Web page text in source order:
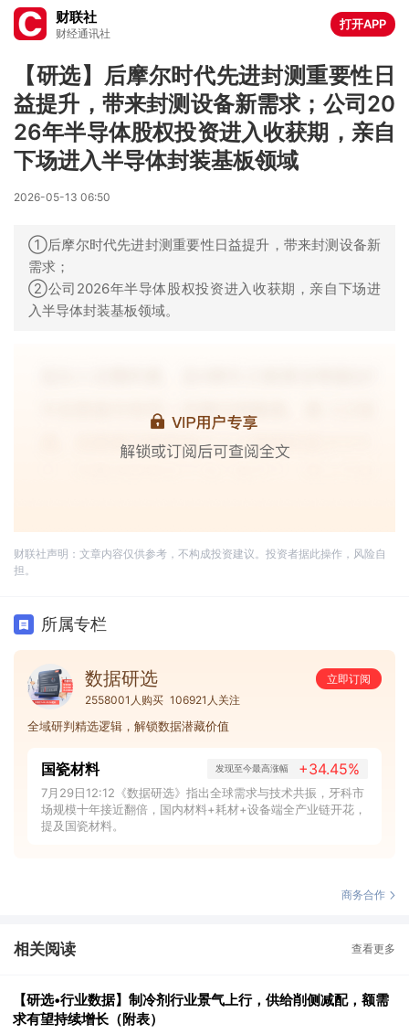
财联社
财经通讯社
打开APP
【研选】后摩尔时代先进封测重要性日
益提升，带来封测设备新需求；公司20
26年半导体股权投资进入收获期，亲自
下场进入半导体封装基板领域
2026-05-13 06:50
①后摩尔时代先进封测重要性日益提升，带来封测设备新
需求；
②公司2026年半导体股权投资进入收获期，亲自下场进
入半导体封装基板领域。
财联社声明：文章内容仅供参考，不构成投资建议。投资者据此操作，风险自
担。
所属专栏
数据研选
立即订阅
2558001人购买 106921人关注
全域研判精选逻辑，解锁数据潜藏价值
国瓷材料 发现至今最高涨幅 +34.45%
7月29日12:12《数据研选》指出全球需求与技术共振，牙科市
场规模十年接近翻倍，国内材料+耗材+设备端全产业链开花，
提及国瓷材料。
商务合作
相关阅读 查看更多
【研选•行业数据】制冷剂行业景气上行，供给削侧减配，额需
求有望持续增长（附表）